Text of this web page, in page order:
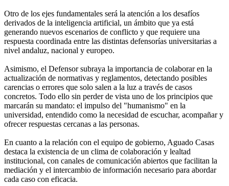
Otro de los ejes fundamentales será la atención a los desafíos
derivados de la inteligencia artificial, un ámbito que ya está
generando nuevos escenarios de conflicto y que requiere una
respuesta coordinada entre las distintas defensorías universitarias a
nivel andaluz, nacional y europeo.
Asimismo, el Defensor subraya la importancia de colaborar en la
actualización de normativas y reglamentos, detectando posibles
carencias o errores que solo salen a la luz a través de casos
concretos. Todo ello sin perder de vista uno de los principios que
marcarán su mandato: el impulso del "humanismo" en la
universidad, entendido como la necesidad de escuchar, acompañar y
ofrecer respuestas cercanas a las personas.
En cuanto a la relación con el equipo de gobierno, Aguado Casas
destaca la existencia de un clima de colaboración y lealtad
institucional, con canales de comunicación abiertos que facilitan la
mediación y el intercambio de información necesario para abordar
cada caso con eficacia.